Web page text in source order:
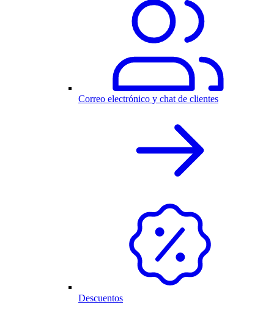
Correo electrónico y chat de clientes
Descuentos